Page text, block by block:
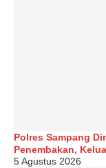
Polres Sampang
Penembakan,
5 Agustus 2026